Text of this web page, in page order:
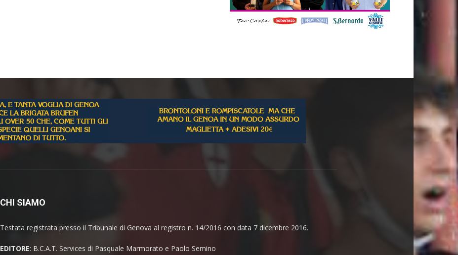
CHI SIAMO
Testata registrata presso il Tribunale di Genova al registro n. 14/2016 con data 7 dicembre 2016.
EDITORE: B.C.A.T. Services di Pasquale Marmorato e Paolo Semino